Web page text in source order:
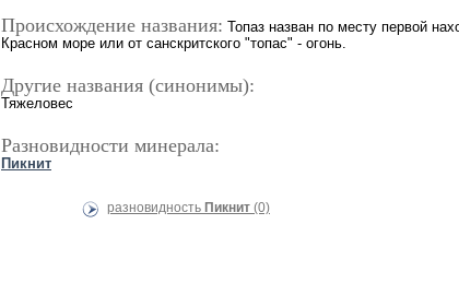
Происхождение названия: Топаз назван по месту первой
Красном море или от санскритского "топас" - огонь.
Другие названия (синонимы):
Тяжеловес
Разновидности минерала:
Пикнит
разновидность Пикнит (0)